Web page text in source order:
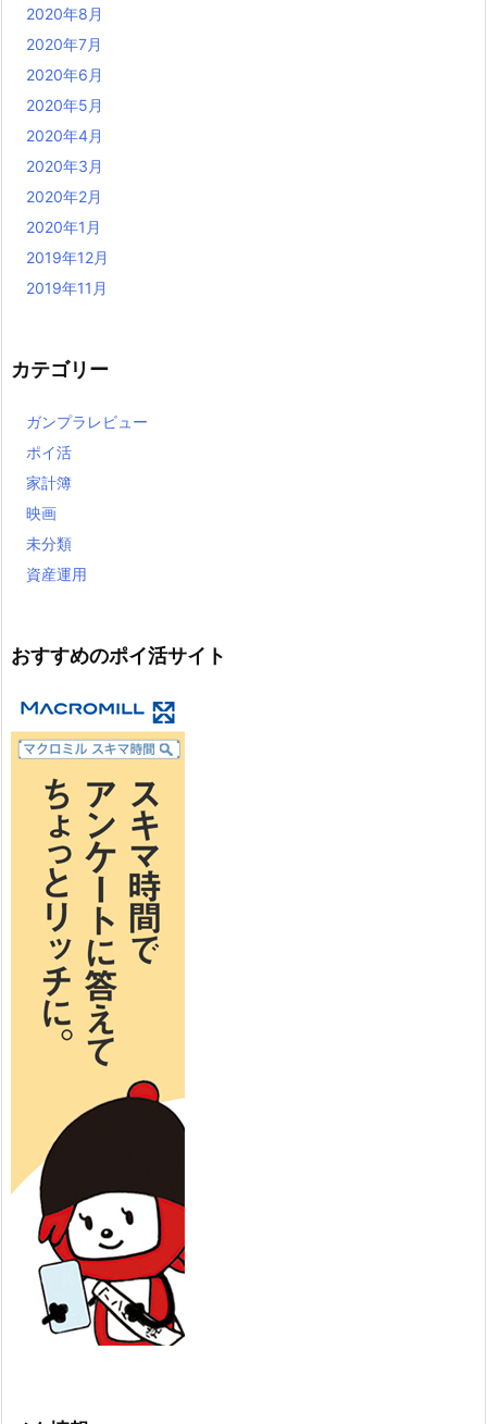
2020年8月
2020年7月
2020年6月
2020年5月
2020年4月
2020年3月
2020年2月
2020年1月
2019年12月
2019年11月
カテゴリー
ガンプラレビュー
ポイ活
家計簿
映画
未分類
資産運用
おすすめのポイ活サイト